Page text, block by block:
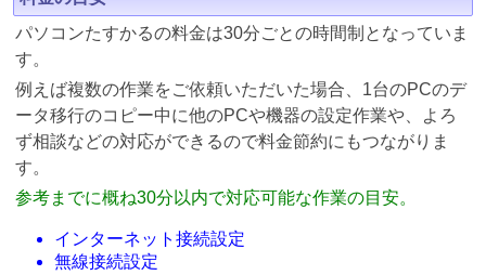
パソコンたすかるの料金は30分ごとの時間制となっていま
す。
例えば複数の作業をご依頼いただいた場合、1台のPCのデ
ータ移行のコピー中に他のPCや機器の設定作業や、よろ
ず相談などの対応ができるので料金節約にもつながりま
す。
参考までに概ね30分以内で対応可能な作業の目安。
インターネット接続設定
無線接続設定